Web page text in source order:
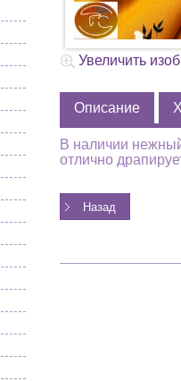
Увеличить
Описание
В наличии
отлично